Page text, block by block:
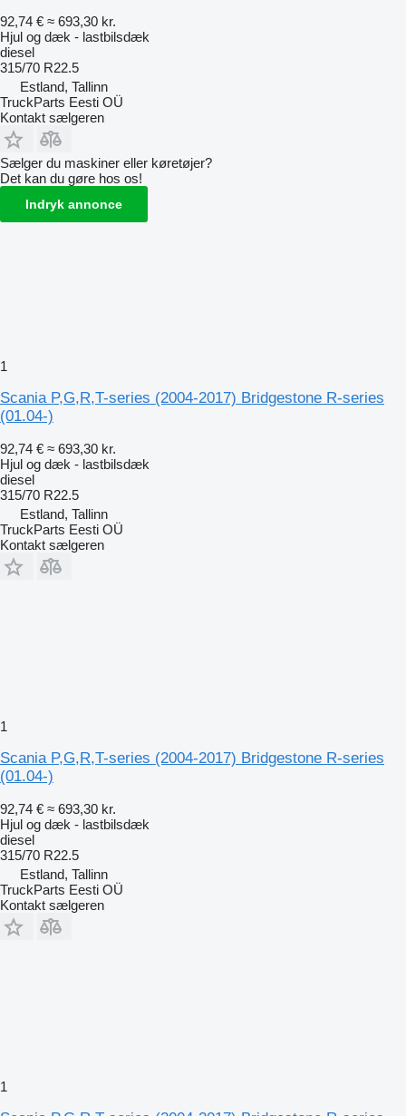
92,74 € ≈ 693,30 kr.
Hjul og dæk - lastbilsdæk
diesel
315/70 R22.5
Estland, Tallinn
TruckParts Eesti OÜ
Kontakt sælgeren
Sælger du maskiner eller køretøjer?
Det kan du gøre hos os!
Indryk annonce
1
Scania P,G,R,T-series (2004-2017) Bridgestone R-series
(01.04-)
92,74 € ≈ 693,30 kr.
Hjul og dæk - lastbilsdæk
diesel
315/70 R22.5
Estland, Tallinn
TruckParts Eesti OÜ
Kontakt sælgeren
1
Scania P,G,R,T-series (2004-2017) Bridgestone R-series
(01.04-)
92,74 € ≈ 693,30 kr.
Hjul og dæk - lastbilsdæk
diesel
315/70 R22.5
Estland, Tallinn
TruckParts Eesti OÜ
Kontakt sælgeren
1